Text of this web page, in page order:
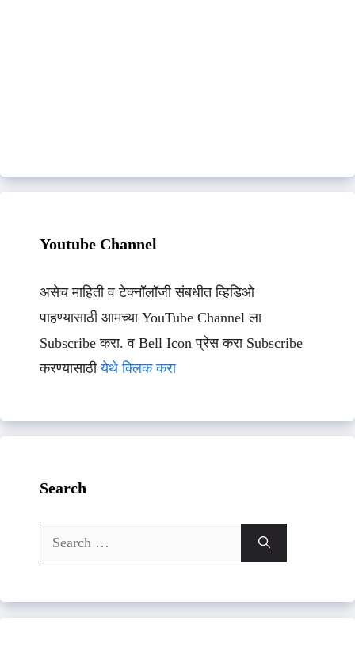
Youtube Channel
असेच माहिती व टेक्नॉलॉजी संबधीत व्हिडिओ
पाहण्यासाठी आमच्या YouTube Channel ला
Subscribe करा. व Bell Icon प्रेस करा Subscribe
करण्यासाठीयेथे क्लिक करा
Search
Search
for: